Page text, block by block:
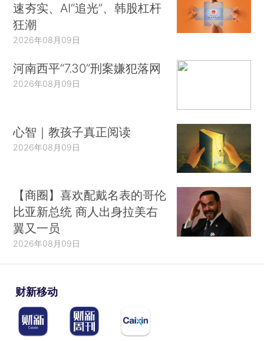
速夯实、AI“追光”、韩股杠杆
狂潮
2026年08月09日
河南西平“7.30”刑案嫌犯落网
2026年08月09日
心智｜教孩子真正阅读
2026年08月09日
【商圈】喜欢配戴名表的哥伦
比亚新总统 商人出身拉美右
翼又一员
2026年08月09日
财新移动